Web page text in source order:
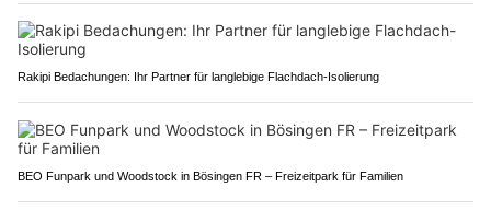
Rakipi Bedachungen: Ihr Partner für langlebige Flachdach-Isolierung
BEO Funpark und Woodstock in Bösingen FR – Freizeitpark für Familien